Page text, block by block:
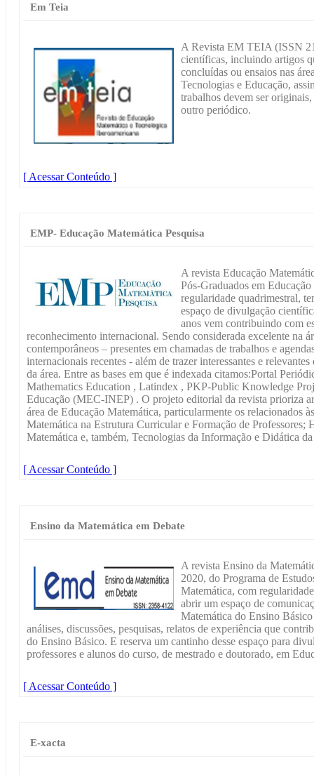
Em Teia
A Revista EM TEIA (ISSN
científicas, incluindo artigos
concluídas ou ensaios nas
Tecnologias e Educação,
trabalhos devem ser
outro periódico.
[ Acessar Conteúdo ]
EMP- Educação Matemática Pesquisa
A revista Educação
Pós-Graduados em
regularidade quadrimestral,
espaço de divulgação
anos vem contribuindo com
reconhecimento internacional. Sendo considerada excelente na
contemporâneos – presentes em chamadas de trabalhos e
internacionais recentes - além de trazer interessantes e
da área. Entre as bases em que é indexada citamos:Portal
Mathematics Education , Latindex , PKP-Public Knowledge
Educação (MEC-INEP) . O projeto editorial da revista prioriza
área de Educação Matemática, particularmente os relacionados
Matemática na Estrutura Curricular e Formação de
Matemática e, também, Tecnologias da Informação e Didática
[ Acessar Conteúdo ]
Ensino da Matemática em Debate
A revista Ensino da
2020, do Programa de
Matemática, com
abrir um espaço de
Matemática do Ensino
análises, discussões, pesquisas, relatos de experiência que
do Ensino Básico. E reserva um cantinho desse espaço para
professores e alunos do curso, de mestrado e doutorado, em
[ Acessar Conteúdo ]
E-xacta